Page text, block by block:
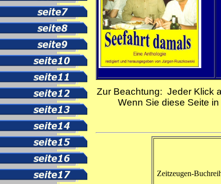
Zur Beachtung: Jeder Klick
Wenn Sie diese Seite
Zeitzeugen-